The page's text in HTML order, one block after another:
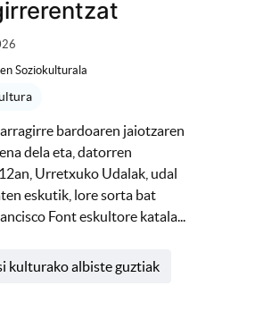
Soziokulturala
bardoaren jaiotzaren
dela eta, datorren
Urretxuko Udalak, udal
eskutik, lore sorta bat
Font eskultore katala...
kulturako albiste guztiak